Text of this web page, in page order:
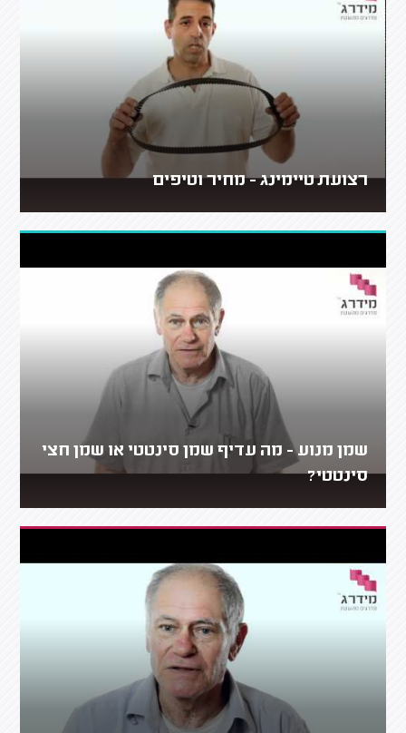
רצועת טיימינג - מחיר וטיפים
שמן מנוע - מה עדיף שמן סינטטי או שמן חצי
סינטטי?